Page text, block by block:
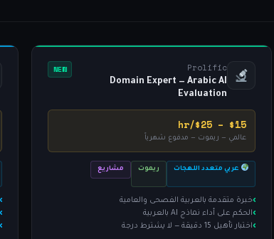
Prolific
Domain Expert — Arabic AI
Evaluation
NEW
$15 – $25/hr
عالمي — ريموت — مدفوع شهرياً
عربي متعدد اللهجات ريموت مشاريع
خبرة متقدمة بالعربية الفصحى والعامية
الحكم على أداء نماذج AI بالعربية
اختبار تأهيل 15 دقيقة — لا يشترط درجة